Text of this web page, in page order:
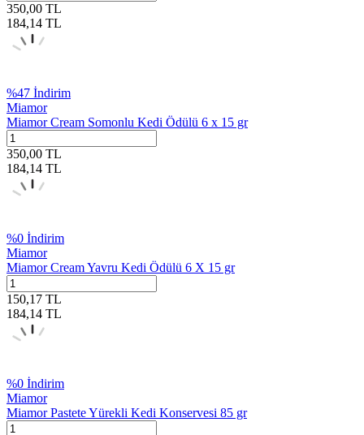
350,00 TL
184,14 TL
%47 İndirim
Miamor
Miamor Cream Somonlu Kedi Ödülü 6 x 15 gr
350,00 TL
184,14 TL
%0 İndirim
Miamor
Miamor Cream Yavru Kedi Ödülü 6 X 15 gr
150,17 TL
184,14 TL
%0 İndirim
Miamor
Miamor Pastete Yürekli Kedi Konservesi 85 gr